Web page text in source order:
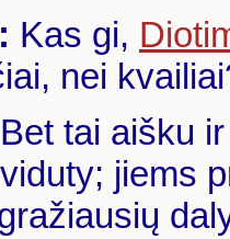
Kas gi,
nei
Bet tai aišku
jiems